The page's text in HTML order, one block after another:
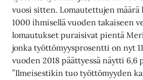
vuosi sitten. Lomautettujen määrä
1000 ihmisellä vuoden takaiseen
lomautukset puraisivat pientä
jonka työttömyysprosentti on nyt
vuoden 2018 päättyessä näytti 6,6
”Ilmeisestikin tuo työttömyyden